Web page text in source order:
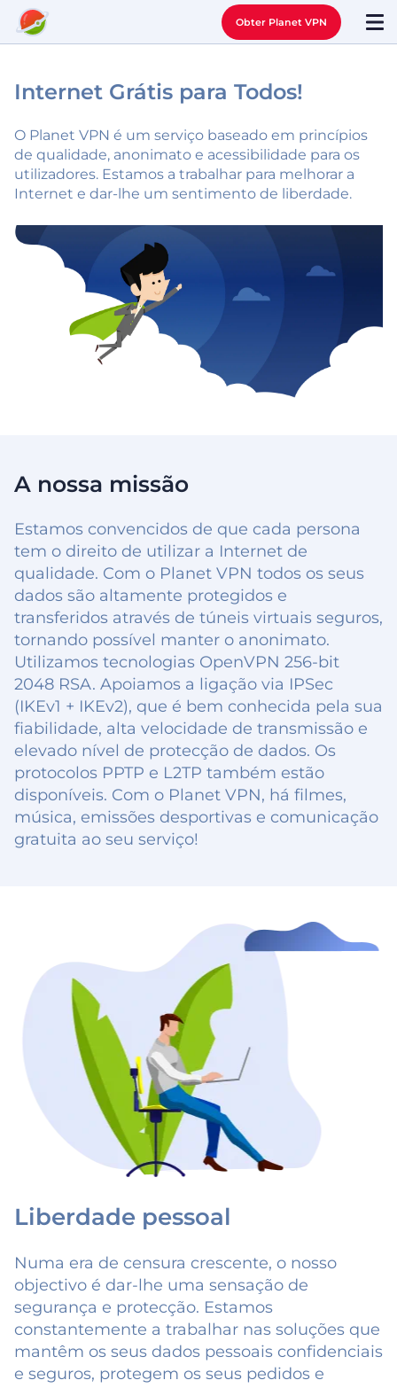
Obter Planet VPN
Internet Grátis para Todos!
O Planet VPN é um serviço baseado em princípios
de qualidade, anonimato e acessibilidade para os
utilizadores. Estamos a trabalhar para melhorar a
Internet e dar-lhe um sentimento de liberdade.
A nossa missão
Estamos convencidos de que cada persona
tem o direito de utilizar a Internet de
qualidade. Com o Planet VPN todos os seus
dados são altamente protegidos e
transferidos através de túneis virtuais seguros,
tornando possível manter o anonimato.
Utilizamos tecnologias OpenVPN 256-bit
2048 RSA. Apoiamos a ligação via IPSec
(IKEv1 + IKEv2), que é bem conhecida pela sua
fiabilidade, alta velocidade de transmissão e
elevado nível de protecção de dados. Os
protocolos PPTP e L2TP também estão
disponíveis. Com o Planet VPN, há filmes,
música, emissões desportivas e comunicação
gratuita ao seu serviço!
Liberdade pessoal
Numa era de censura crescente, o nosso
objectivo é dar-lhe uma sensação de
segurança e protecção. Estamos
constantemente a trabalhar nas soluções que
mantêm os seus dados pessoais confidenciais
e seguros, protegem os seus pedidos e